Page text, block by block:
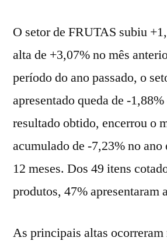
O setor de FRUTAS subiu
alta de +3,07% no mês
período do ano passado, o
apresentado queda de -
resultado obtido, encerrou o
acumulado de -7,23% no ano
12 meses. Dos 49 itens
produtos, 47% apresentaram
As principais altas ocorreram